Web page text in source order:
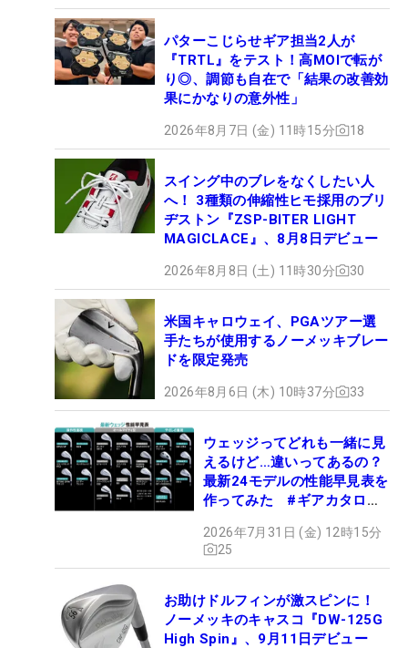
パターこじらせギア担当2人が
『TRTL』をテスト！高MOIで転が
り◎、調節も自在で「結果の改善効
果にかなりの意外性」
2026年8月7日 (金) 11時15分 18
スイング中のブレをなくしたい人
へ！ 3種類の伸縮性ヒモ採用のブリ
ヂストン『ZSP-BITER LIGHT
MAGICLACE』、8月8日デビュー
2026年8月8日 (土) 11時30分 30
米国キャロウェイ、PGAツアー選
手たちが使用するノーメッキブレー
ドを限定発売
2026年8月6日 (木) 10時37分 33
ウェッジってどれも一緒に見
えるけど…違いってあるの？
最新24モデルの性能早見表を
作ってみた #ギアカタログ
2026年7月31日 (金) 12時15分
25
お助けドルフィンが激スピンに！
ノーメッキのキャスコ『DW-125G
High Spin』、9月11日デビュー